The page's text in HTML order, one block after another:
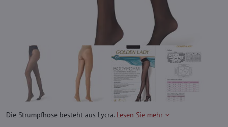
Die Strumpfhose besteht aus Lycra. Lesen Sie mehr